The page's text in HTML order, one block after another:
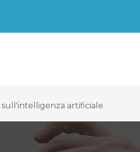
artificiale.